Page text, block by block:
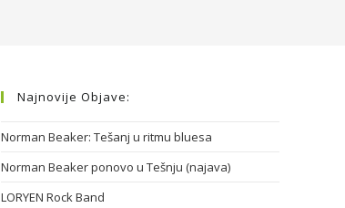
Najnovije Objave:
Norman Beaker: Tešanj u ritmu bluesa
Norman Beaker ponovo u Tešnju (najava)
LORYEN Rock Band